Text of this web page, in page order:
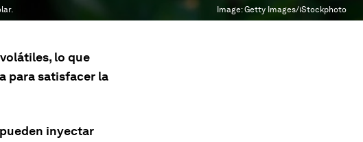
Image:Getty Images/iStockphoto
lo que
para satisfacer la
inyectar